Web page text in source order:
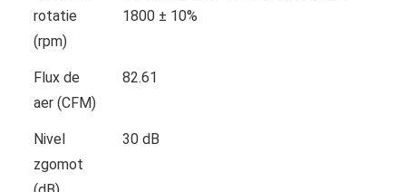
rotatie
(rpm)
1800 ± 10%
Flux de
aer (CFM)
82.61
Nivel
zgomot
30 dB